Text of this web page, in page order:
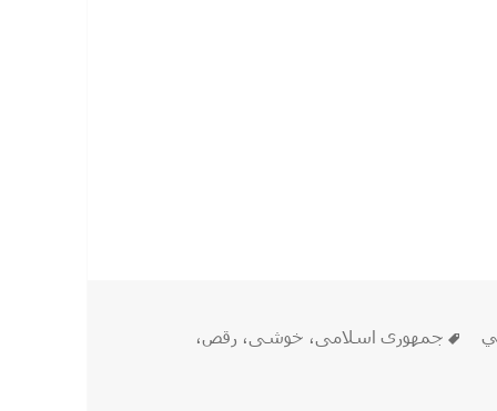
برچسب‌ها
جمهوری اسلامی، خوشی، رقص،